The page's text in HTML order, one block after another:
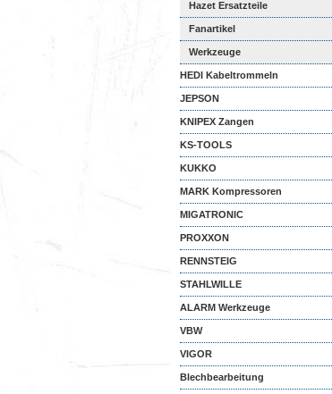
Hazet Ersatzteile
Fanartikel
Werkzeuge
HEDI Kabeltrommeln
JEPSON
KNIPEX Zangen
KS-TOOLS
KUKKO
MARK Kompressoren
MIGATRONIC
PROXXON
RENNSTEIG
STAHLWILLE
ALARM Werkzeuge
VBW
VIGOR
Blechbearbeitung